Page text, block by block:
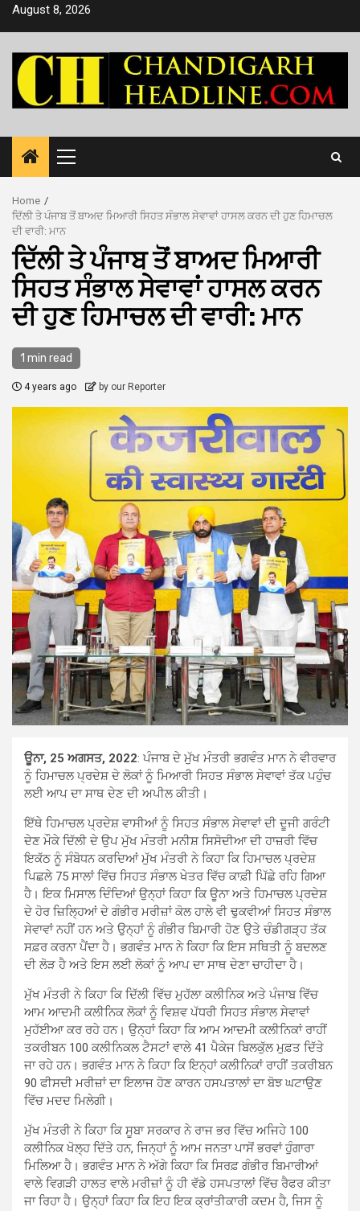
SkipAugust 8, 2026
Primary
Menu
Home
ਦਿੱਲੀ ਤੇ ਪੰਜਾਬ ਤੋਂ ਬਾਅਦ ਮਿਆਰੀ ਸਿਹਤ ਸੰਭਾਲ ਸੇਵਾਵਾਂ ਹਾਸਲ ਕਰਨ ਦੀ ਹੁਣ ਹਿਮਾਚਲ
ਦੀ ਵਾਰੀ: ਮਾਨ
ਦਿੱਲੀ ਤੇ ਪੰਜਾਬ ਤੋਂ ਬਾਅਦ ਮਿਆਰੀ
ਸਿਹਤ ਸੰਭਾਲ ਸੇਵਾਵਾਂ ਹਾਸਲ ਕਰਨ
ਦੀ ਹੁਣ ਹਿਮਾਚਲ ਦੀ ਵਾਰੀ: ਮਾਨ
1 min read
4 years ago by our Reporter
ਊਨਾ, 25 ਅਗਸਤ, 2022: ਪੰਜਾਬ ਦੇ ਮੁੱਖ ਮੰਤਰੀ ਭਗਵੰਤ ਮਾਨ ਨੇ ਵੀਰਵਾਰ
ਨੂੰ ਹਿਮਾਚਲ ਪ੍ਰਦੇਸ਼ ਦੇ ਲੋਕਾਂ ਨੂੰ ਮਿਆਰੀ ਸਿਹਤ ਸੰਭਾਲ ਸੇਵਾਵਾਂ ਤੱਕ ਪਹੁੰਚ
ਲਈ ਆਪ ਦਾ ਸਾਥ ਦੇਣ ਦੀ ਅਪੀਲ ਕੀਤੀ।
ਇੱਥੇ ਹਿਮਾਚਲ ਪ੍ਰਦੇਸ਼ ਵਾਸੀਆਂ ਨੂੰ ਸਿਹਤ ਸੰਭਾਲ ਸੇਵਾਵਾਂ ਦੀ ਦੂਜੀ ਗਰੰਟੀ
ਦੇਣ ਮੌਕੇ ਦਿੱਲੀ ਦੇ ਉਪ ਮੁੱਖ ਮੰਤਰੀ ਮਨੀਸ਼ ਸਿਸੋਦੀਆ ਦੀ ਹਾਜ਼ਰੀ ਵਿੱਚ
ਇਕੱਠ ਨੂੰ ਸੰਬੋਧਨ ਕਰਦਿਆਂ ਮੁੱਖ ਮੰਤਰੀ ਨੇ ਕਿਹਾ ਕਿ ਹਿਮਾਚਲ ਪ੍ਰਦੇਸ਼
ਪਿਛਲੇ 75 ਸਾਲਾਂ ਵਿੱਚ ਸਿਹਤ ਸੰਭਾਲ ਖੇਤਰ ਵਿੱਚ ਕਾਫ਼ੀ ਪਿੱਛੇ ਰਹਿ ਗਿਆ
ਹੈ। ਇਕ ਮਿਸਾਲ ਦਿੰਦਿਆਂ ਉਨ੍ਹਾਂ ਕਿਹਾ ਕਿ ਊਨਾ ਅਤੇ ਹਿਮਾਚਲ ਪ੍ਰਦੇਸ਼
ਦੇ ਹੋਰ ਜ਼ਿਲ੍ਹਿਆਂ ਦੇ ਗੰਭੀਰ ਮਰੀਜ਼ਾਂ ਕੋਲ ਹਾਲੇ ਵੀ ਢੁਕਵੀਆਂ ਸਿਹਤ ਸੰਭਾਲ
ਸੇਵਾਵਾਂ ਨਹੀਂ ਹਨ ਅਤੇ ਉਨ੍ਹਾਂ ਨੂੰ ਗੰਭੀਰ ਬਿਮਾਰੀ ਹੋਣ ਉਤੇ ਚੰਡੀਗੜ੍ਹ ਤੱਕ
ਸਫ਼ਰ ਕਰਨਾ ਪੈਂਦਾ ਹੈ। ਭਗਵੰਤ ਮਾਨ ਨੇ ਕਿਹਾ ਕਿ ਇਸ ਸਥਿਤੀ ਨੂੰ ਬਦਲਣ
ਦੀ ਲੋੜ ਹੈ ਅਤੇ ਇਸ ਲਈ ਲੋਕਾਂ ਨੂੰ ਆਪ ਦਾ ਸਾਥ ਦੇਣਾ ਚਾਹੀਦਾ ਹੈ।
ਮੁੱਖ ਮੰਤਰੀ ਨੇ ਕਿਹਾ ਕਿ ਦਿੱਲੀ ਵਿੱਚ ਮੁਹੱਲਾ ਕਲੀਨਿਕ ਅਤੇ ਪੰਜਾਬ ਵਿੱਚ
ਆਮ ਆਦਮੀ ਕਲੀਨਿਕ ਲੋਕਾਂ ਨੂੰ ਵਿਸ਼ਵ ਪੱਧਰੀ ਸਿਹਤ ਸੰਭਾਲ ਸੇਵਾਵਾਂ
ਮੁਹੱਈਆ ਕਰ ਰਹੇ ਹਨ। ਉਨ੍ਹਾਂ ਕਿਹਾ ਕਿ ਆਮ ਆਦਮੀ ਕਲੀਨਿਕਾਂ ਰਾਹੀਂ
ਤਕਰੀਬਨ 100 ਕਲੀਨਿਕਲ ਟੈਸਟਾਂ ਵਾਲੇ 41 ਪੈਕੇਜ ਬਿਲਕੁੱਲ ਮੁਫ਼ਤ ਦਿੱਤੇ
ਜਾ ਰਹੇ ਹਨ। ਭਗਵੰਤ ਮਾਨ ਨੇ ਕਿਹਾ ਕਿ ਇਨ੍ਹਾਂ ਕਲੀਨਿਕਾਂ ਰਾਹੀਂ ਤਕਰੀਬਨ
90 ਫੀਸਦੀ ਮਰੀਜ਼ਾਂ ਦਾ ਇਲਾਜ ਹੋਣ ਕਾਰਨ ਹਸਪਤਾਲਾਂ ਦਾ ਬੋਝ ਘਟਾਉਣ
ਵਿੱਚ ਮਦਦ ਮਿਲੇਗੀ।
ਮੁੱਖ ਮੰਤਰੀ ਨੇ ਕਿਹਾ ਕਿ ਸੂਬਾ ਸਰਕਾਰ ਨੇ ਰਾਜ ਭਰ ਵਿੱਚ ਅਜਿਹੇ 100
ਕਲੀਨਿਕ ਖੋਲ੍ਹ ਦਿੱਤੇ ਹਨ, ਜਿਨ੍ਹਾਂ ਨੂੰ ਆਮ ਜਨਤਾ ਪਾਸੋਂ ਭਰਵਾਂ ਹੁੰਗਾਰਾ
ਮਿਲਿਆ ਹੈ। ਭਗਵੰਤ ਮਾਨ ਨੇ ਅੱਗੇ ਕਿਹਾ ਕਿ ਸਿਰਫ਼ ਗੰਭੀਰ ਬਿਮਾਰੀਆਂ
ਵਾਲੇ ਵਿਗੜੀ ਹਾਲਤ ਵਾਲੇ ਮਰੀਜ਼ਾਂ ਨੂੰ ਹੀ ਵੱਡੇ ਹਸਪਤਾਲਾਂ ਵਿੱਚ ਰੈਫਰ ਕੀਤਾ
ਜਾ ਰਿਹਾ ਹੈ। ਉਨ੍ਹਾਂ ਕਿਹਾ ਕਿ ਇਹ ਇਕ ਕ੍ਰਾਂਤੀਕਾਰੀ ਕਦਮ ਹੈ, ਜਿਸ ਨੂੰ